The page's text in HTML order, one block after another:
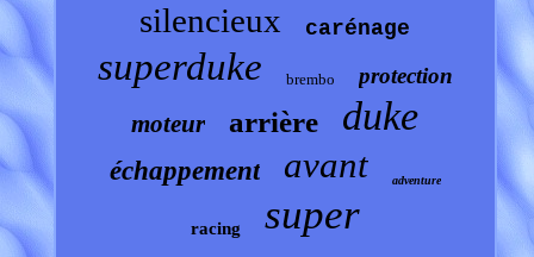
silencieux carénage
superduke brembo protection
moteur arrière duke
échappement avant adventure
racing super